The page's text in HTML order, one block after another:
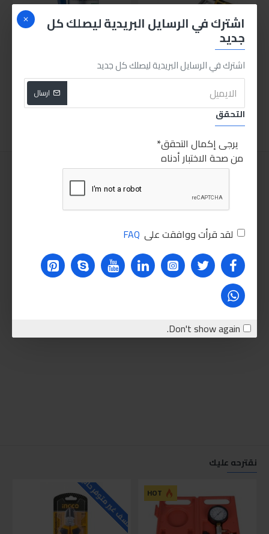
اشترك في الرسايل البريدية ليصلك كل
جديد
اشترك في الرسايل البريدية ليصلك كل جديد
ارسال
التحقق
يرجى إكمال التحقق
من صحة الاختبار أدناه
لقد قرأت ووافقت على FAQ
Don't show again.
انجكو صليبة ربط عجل للسيارات HRCW40231
اضافة للسلة اضافة للسلة
نقترحه عليك
HOT للاسف غير متوفر حاليا